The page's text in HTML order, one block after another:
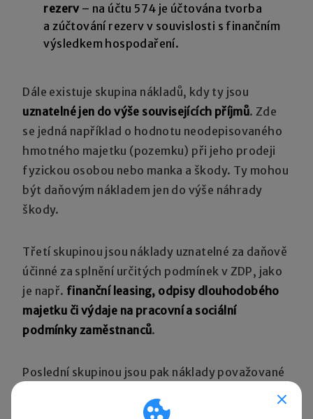
rezerv– na účtu 574 je účtována tvorba
a zúčtování rezerv v souvislosti s finančním
výsledkem hospodaření.
Dále existuje skupina nákladů, kdy ty jsou
uznatelné jen do výše souvisejících příjmů. Zde
se jedná například o hodnotu neodepisovaného
hmotného majetku (pozemku) při jeho prodeji
fyzickou osobou nebo manka a škody. Ty mohou
být daňovým nákladem jen do výše náhrady
škody.
Třetí skupinou jsou náklady uznatelné za daňově
účinné za splnění určitých podmínek v ZDP, jako
je např. finanční leasing, odpisy dlouhodobého
majetku či výdaje na pracovní a sociální
podmínky zaměstnanců.
Poslední skupinou jsou pak náklady považované
. Zde se jedná např. o